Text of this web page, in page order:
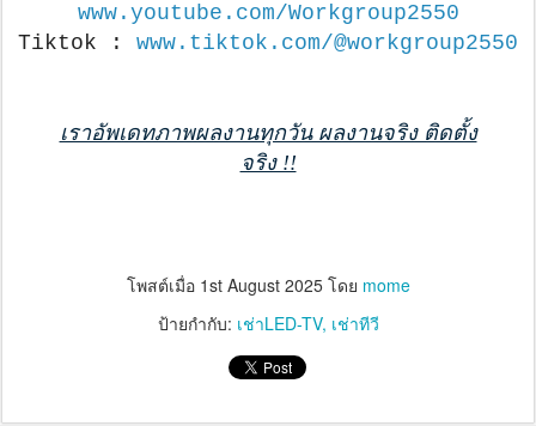
www.youtube.com/Workgroup2550
Tiktok : www.tiktok.com/@workgroup2550
เราอัพเดทภาพผลงานทุกวัน ผลงานจริง ติดตั้ง
จริง !!
โพสต์เมื่อ 1st August 2025โดย mome
ป้ายกำกับ: เช่าLED-TV เช่าทีวี